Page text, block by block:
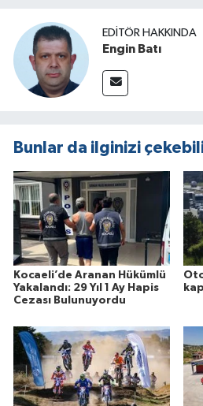
EDITÖR HAKKINDA
Engin Batı
Bunlar da ilginizi
Kocaeli’de Aranan Hükümlü
Yakalandı: 29 Yıl 1 Ay Hapis
Cezası Bulunuyordu